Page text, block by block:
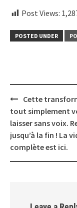
Post Views:
POSTED UNDER
Post
navigation
Cette
tout simplement
laisser sans voix.
jusqu’à la fin ! La
complète est ici.